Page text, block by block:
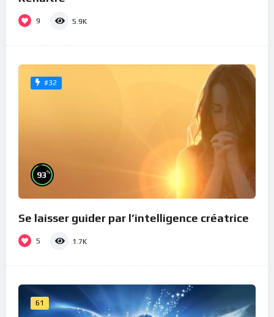
9 5.9K
#32
93%
Se laisser guider par l’intelligence créatrice
5 1.7K
61